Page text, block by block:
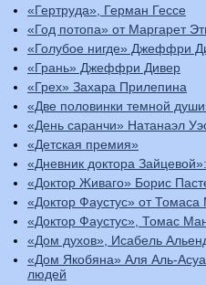
«Гертруда», Герман Гессе
«Год потопа» от Маргарет
«Голубое нигде» Джеффри
«Грань» Джеффри Дивер
«Грех» Захара Прилепина
«День саранчи» Натанаэл
«Детская премия»
«Дневник доктора
«Доктор Живаго» Борис
«Доктор Фаустус» от
«Доктор Фаустус», Томас
«Дом духов», Исабель
«Дом Якобяна» Аля Аль-
людей